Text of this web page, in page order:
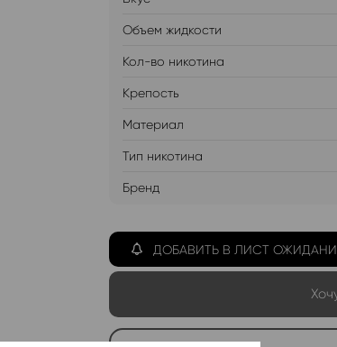
Объем жидкости
Кол-во никотина
Крепость
Материал
Тип никотина
Бренд
ДОБАВИТЬ В ЛИСТ